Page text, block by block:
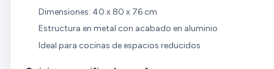
Dimensiones: 40 x 80 x 76 cm
Estructura en metal con acabado en aluminio
Ideal para cocinas de espacios reducidos